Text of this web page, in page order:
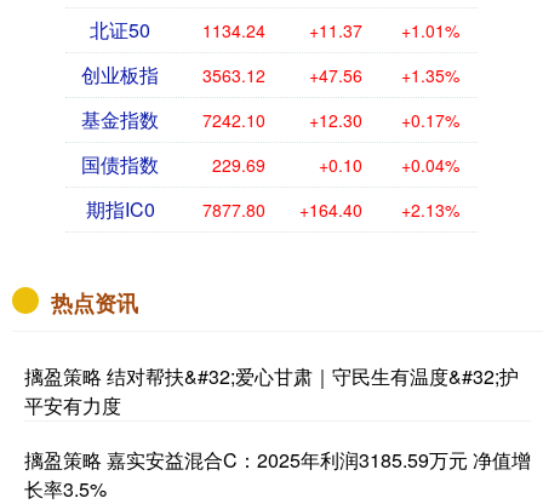
北证50 1134.24 +11.37 +1.01%
创业板指 3563.12 +47.56 +1.35%
基金指数 7242.10 +12.30 +0.17%
国债指数 229.69 +0.10 +0.04%
期指IC0 7877.80 +164.40 +2.13%
热点资讯
摛盈策略 结对帮扶&#32;爱心甘肃｜守民生有温度&#32;护
平安有力度
摛盈策略 嘉实安益混合C：2025年利润3185.59万元 净值增
长率3.5%